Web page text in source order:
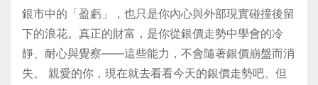
銀市中的「盈虧」，也只是你內心與外部現實碰撞後留
下的浪花。真正的財富，是你從銀價走勢中學會的冷
靜、耐心與覺察——這些能力，不會隨著銀價崩盤而消
失。 親愛的你，現在就去看看今天的銀價走勢吧。但